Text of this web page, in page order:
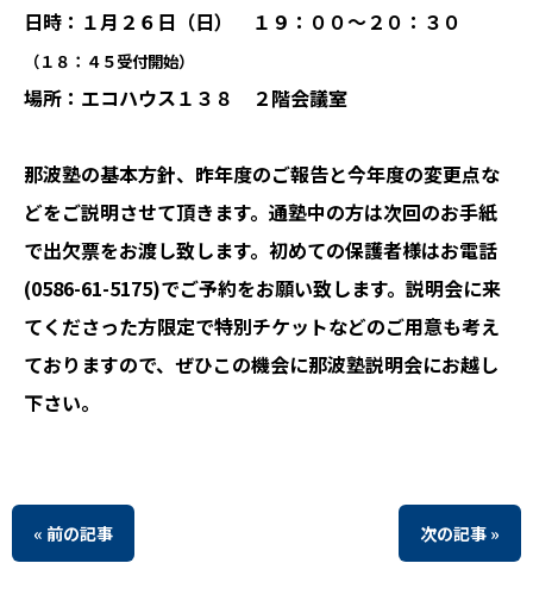
日時：１月２６日（日） １９：００〜２０：３０
（１８：４５受付開始）
場所：エコハウス１３８ ２階会議室
那波塾の基本方針、昨年度のご報告と今年度の変更点な
どをご説明させて頂きます。通塾中の方は次回のお手紙
で出欠票をお渡し致します。初めての保護者様はお電話
(0586-61-5175)でご予約をお願い致します。説明会に来
てくださった方限定で特別チケットなどのご用意も考え
ておりますので、ぜひこの機会に那波塾説明会にお越し
下さい。
« 前の記事 次の記事 »